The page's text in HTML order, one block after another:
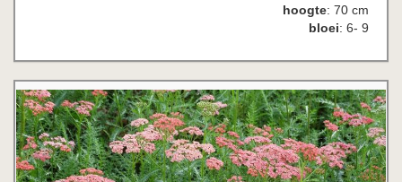
hoogte: 70 cm
bloei: 6- 9